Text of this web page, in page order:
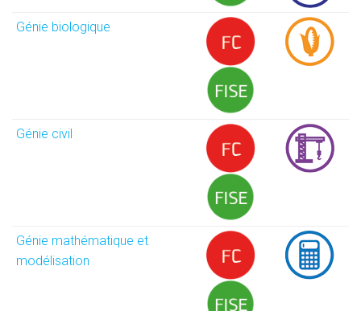
Génie biologique
Génie civil
Génie mathématique et
modélisation